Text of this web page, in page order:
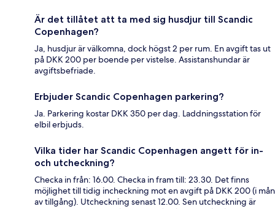
Är det tillåtet att ta med sig husdjur till Scandic
Copenhagen?
Ja, husdjur är välkomna, dock högst 2 per rum. En avgift tas ut
på DKK 200 per boende per vistelse. Assistanshundar är
avgiftsbefriade.
Erbjuder Scandic Copenhagen parkering?
Ja. Parkering kostar DKK 350 per dag. Laddningsstation för
elbil erbjuds.
Vilka tider har Scandic Copenhagen angett för in-
och utcheckning?
Checka in från: 16.00. Checka in fram till: 23.30. Det finns
möjlighet till tidig incheckning mot en avgift på DKK 200 (i mån
av tillgång). Utcheckning senast 12.00. Sen utcheckning är